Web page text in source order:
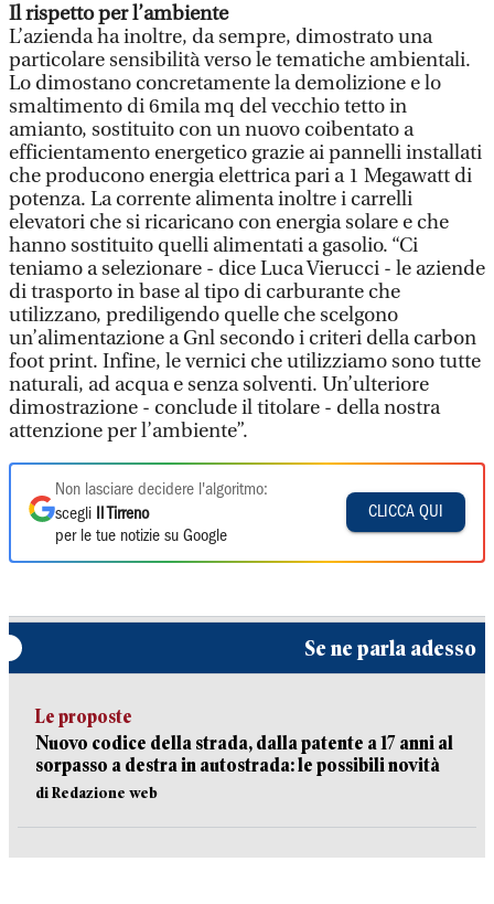
Il rispetto per l’ambiente
L’azienda ha inoltre, da sempre, dimostrato una
particolare sensibilità verso le tematiche ambientali.
Lo dimostano concretamente la demolizione e lo
smaltimento di 6mila mq del vecchio tetto in
amianto, sostituito con un nuovo coibentato a
efficientamento energetico grazie ai pannelli installati
che producono energia elettrica pari a 1 Megawatt di
potenza. La corrente alimenta inoltre i carrelli
elevatori che si ricaricano con energia solare e che
hanno sostituito quelli alimentati a gasolio. “Ci
teniamo a selezionare - dice Luca Vierucci - le aziende
di trasporto in base al tipo di carburante che
utilizzano, prediligendo quelle che scelgono
un’alimentazione a Gnl secondo i criteri della carbon
foot print. Infine, le vernici che utilizziamo sono tutte
naturali, ad acqua e senza solventi. Un’ulteriore
dimostrazione - conclude il titolare - della nostra
attenzione per l’ambiente”.
Non lasciare decidere l'algoritmo:
scegli
Il Tirreno
per le tue notizie su Google
CLICCA QUI
Se ne parla adesso
Le proposte
Nuovo codice della strada, dalla patente a 17 anni al
sorpasso a destra in autostrada: le possibili novità
di Redazione web